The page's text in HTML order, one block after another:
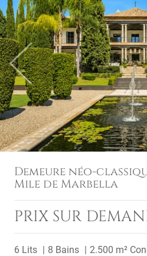
Previous
Demeure néo-
Mile de Marbella
PRIX SUR
6 Lits 8 Bains 2.500 m²